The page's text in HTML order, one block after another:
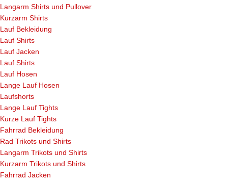
Langarm Shirts und Pullover
Kurzarm Shirts
Lauf Bekleidung
Lauf Shirts
Lauf Jacken
Lauf Shirts
Lauf Hosen
Lange Lauf Hosen
Laufshorts
Lange Lauf Tights
Kurze Lauf Tights
Fahrrad Bekleidung
Rad Trikots und Shirts
Langarm Trikots und Shirts
Kurzarm Trikots und Shirts
Fahrrad Jacken